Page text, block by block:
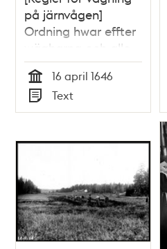
på järnvågen]
Ordning hwar effter
wägharna och alle
andra som
wederbör hafwa
sigh at effterrätta.
Tid
16 april 1646
Typ
Text